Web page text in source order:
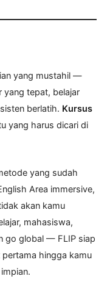
yang mustahil —
yang tepat, belajar
berlatih. Kursus
yang harus dicari di
yang sudah
Area immersive,
akan kamu
mahasiswa,
go global — FLIP siap
hingga kamu